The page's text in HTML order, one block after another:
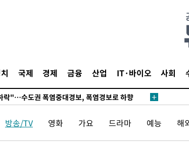
국제 경제 금융 산업 IT·바이오 사회
, 7월에 2.3만개 순감하고 그 전 2개월 10.3만개
일자리 7월에 2.3만 개 줄어…실업률은 4.1%로
앙 단일 루트' 합의…북쪽 인바운드·남쪽 아웃바
'호우피해' 안동·의성 관할 4개 면 특별재난지역
통더위…곳곳 소나기·강원 많은 비[내일날씨]
·청주 팹에 54조 투자…"AI 메모리 수요 선제 대
방송/TV 영화 가요 드라마 예능 해